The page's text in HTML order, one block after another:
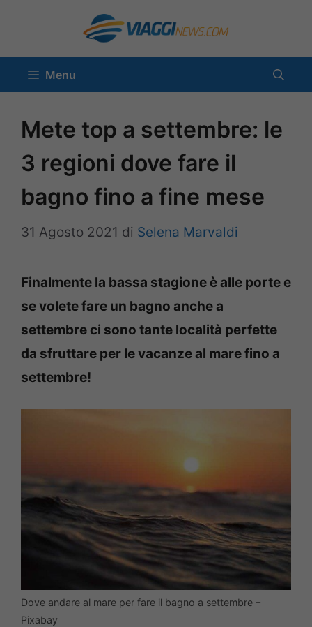
contenuto
Menu
Mete top a settembre: le
3 regioni dove fare il
bagno fino a fine mese
31 Agosto 2021 di Selena Marvaldi
Finalmente la bassa stagione è alle porte e
se volete fare un bagno anche a
settembre ci sono tante località perfette
da sfruttare per le vacanze al mare fino a
settembre!
Dove andare al mare per fare il bagno a settembre –
Pixabay